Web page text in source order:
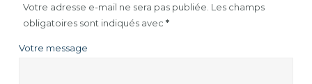
Votre adresse e-mail ne sera pas publiée. Les champs
obligatoires sont indiqués avec*
Votre message